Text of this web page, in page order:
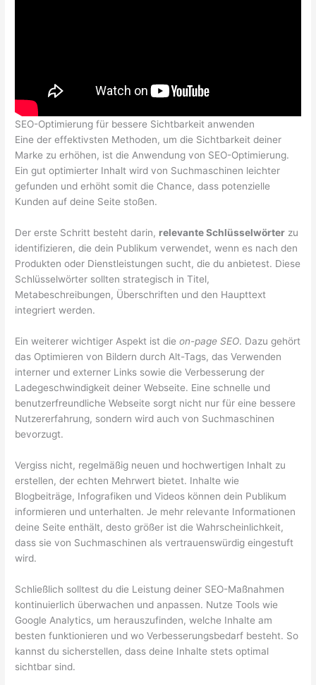
SEO-Optimierung für bessere Sichtbarkeit anwenden
Eine der effektivsten Methoden, um die Sichtbarkeit deiner
Marke zu erhöhen, ist die Anwendung von SEO-Optimierung.
Ein gut optimierter Inhalt wird von Suchmaschinen leichter
gefunden und erhöht somit die Chance, dass potenzielle
Kunden auf deine Seite stoßen.
Der erste Schritt besteht darin, relevante Schlüsselwörter zu
identifizieren, die dein Publikum verwendet, wenn es nach den
Produkten oder Dienstleistungen sucht, die du anbietest. Diese
Schlüsselwörter sollten strategisch in Titel,
Metabeschreibungen, Überschriften und den Haupttext
integriert werden.
Ein weiterer wichtiger Aspekt ist dieon-page SEO. Dazu gehört
das Optimieren von Bildern durch Alt-Tags, das Verwenden
interner und externer Links sowie die Verbesserung der
Ladegeschwindigkeit deiner Webseite. Eine schnelle und
benutzerfreundliche Webseite sorgt nicht nur für eine bessere
Nutzererfahrung, sondern wird auch von Suchmaschinen
bevorzugt.
Vergiss nicht, regelmäßig neuen und hochwertigen Inhalt zu
erstellen, der echten Mehrwert bietet. Inhalte wie
Blogbeiträge, Infografiken und Videos können dein Publikum
informieren und unterhalten. Je mehr relevante Informationen
deine Seite enthält, desto größer ist die Wahrscheinlichkeit,
dass sie von Suchmaschinen als vertrauenswürdig eingestuft
wird.
Schließlich solltest du die Leistung deiner SEO-Maßnahmen
kontinuierlich überwachen und anpassen. Nutze Tools wie
Google Analytics, um herauszufinden, welche Inhalte am
besten funktionieren und wo Verbesserungsbedarf besteht. So
kannst du sicherstellen, dass deine Inhalte stets optimal
sichtbar sind.